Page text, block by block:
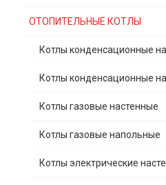
ОТОПИТЕЛЬНЫЕ КОТЛЫ
Котлы конденсационные
Котлы конденсационные
Котлы газовые настенные
Котлы газовые напольные
Котлы электрические